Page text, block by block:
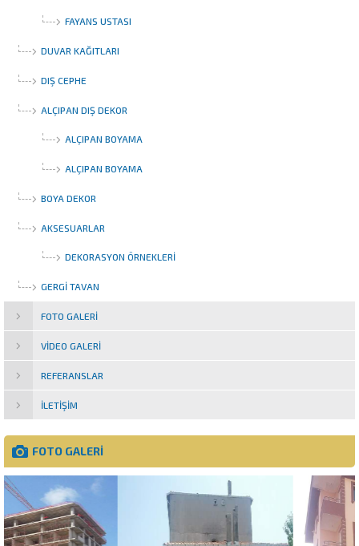
FAYANS USTASI
DUVAR KAĞITLARI
DIŞ CEPHE
ALÇIPAN DIŞ DEKOR
ALÇIPAN BOYAMA
ALÇIPAN BOYAMA
BOYA DEKOR
AKSESUARLAR
DEKORASYON ÖRNEKLERI
GERGI TAVAN
FOTO GALERI
VIDEO GALERI
REFERANSLAR
İLETIŞIM
FOTO GALERİ